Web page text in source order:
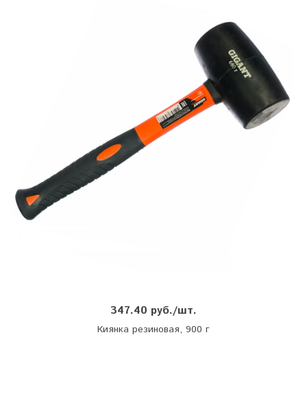
347.40 руб./шт.
Киянка резиновая, 900 г